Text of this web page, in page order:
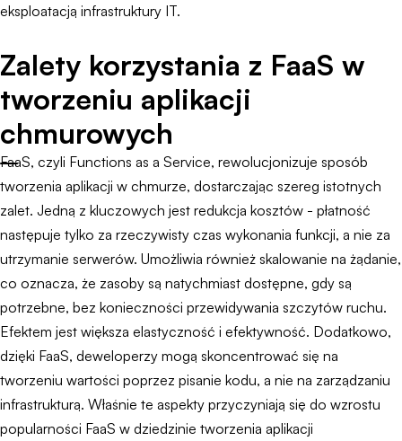
eksploatacją infrastruktury IT.
Zalety korzystania z FaaS w
tworzeniu aplikacji
chmurowych
FaaS, czyli Functions as a Service, rewolucjonizuje sposób
tworzenia aplikacji w chmurze, dostarczając szereg istotnych
zalet. Jedną z kluczowych jest redukcja kosztów - płatność
następuje tylko za rzeczywisty czas wykonania funkcji, a nie za
utrzymanie serwerów. Umożliwia również skalowanie na żądanie,
co oznacza, że zasoby są natychmiast dostępne, gdy są
potrzebne, bez konieczności przewidywania szczytów ruchu.
Efektem jest większa elastyczność i efektywność. Dodatkowo,
dzięki FaaS, deweloperzy mogą skoncentrować się na
tworzeniu wartości poprzez pisanie kodu, a nie na zarządzaniu
infrastrukturą. Właśnie te aspekty przyczyniają się do wzrostu
popularności FaaS w dziedzinie tworzenia aplikacji